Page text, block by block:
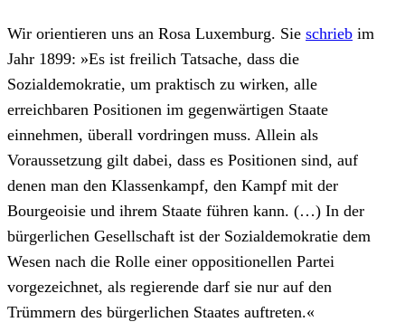
Wir orientieren uns an Rosa Luxemburg. Sie schrieb im
Jahr 1899: »Es ist freilich Tatsache, dass die
Sozialdemokratie, um praktisch zu wirken, alle
erreichbaren Positionen im gegenwärtigen Staate
einnehmen, überall vordringen muss. Allein als
Voraussetzung gilt dabei, dass es Positionen sind, auf
denen man den Klassenkampf, den Kampf mit der
Bourgeoisie und ihrem Staate führen kann. (…) In der
bürgerlichen Gesellschaft ist der Sozialdemokratie dem
Wesen nach die Rolle einer oppositionellen Partei
vorgezeichnet, als regierende darf sie nur auf den
Trümmern des bürgerlichen Staates auftreten.«